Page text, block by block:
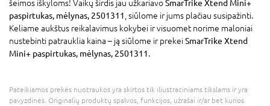
šeimos iškyloms! Vaikų širdis jau užkariavoSmarTrike Xtend Mini+
paspirtukas, mėlynas, 2501311, siūlome ir jums plačiau susipažinti.
Keliame aukštus reikalavimus kokybei ir visuomet norime maloniai
nustebinti patrauklia kaina – ją siūlome ir prekeiSmarTrike Xtend
Mini+ paspirtukas, mėlynas, 2501311.
Pateikiamos prekės nuotraukos yra skirtos tik iliustraciniams tikslams ir yra
pavyzdinės. Originalių produktų spalvos, funkcijos, užrašai ir/ar bet kurios